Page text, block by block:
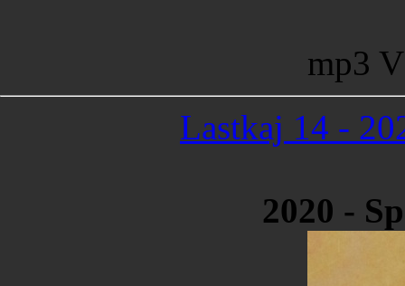
mp3
Lastkaj 14 -
2020 -